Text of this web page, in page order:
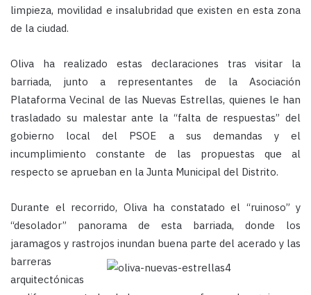
limpieza, movilidad e insalubridad que existen en esta zona
de la ciudad.
Oliva ha realizado estas declaraciones tras visitar la
barriada, junto a representantes de la Asociación
Plataforma Vecinal de las Nuevas Estrellas, quienes le han
trasladado su malestar ante la “falta de respuestas” del
gobierno local del PSOE a sus demandas y el
incumplimiento constante de las propuestas que al
respecto se aprueban en la Junta Municipal del Distrito.
Durante el recorrido, Oliva ha constatado el “ruinoso” y
“desolador” panorama de esta barriada, donde los
jaramagos y rastrojos inundan buena parte del acerado y las
barreras
arquitectónicas